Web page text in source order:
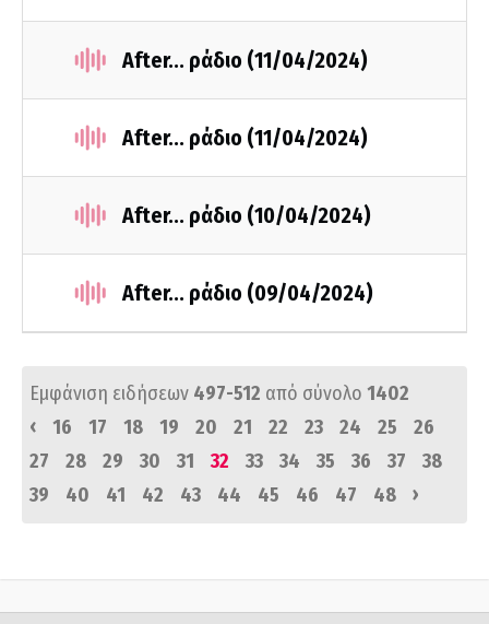
After... ράδιο (11/04/2024)
After... ράδιο (11/04/2024)
After... ράδιο (10/04/2024)
After... ράδιο (09/04/2024)
Εμφάνιση ειδήσεων 497-512 από σύνολο 1402
‹
16 17 18 19 20 21 22 23 24 25
26
27
28 29 30 31 32 33 34 35 36 37
38
39
40 41 42 43 44 45 46 47 48 ›